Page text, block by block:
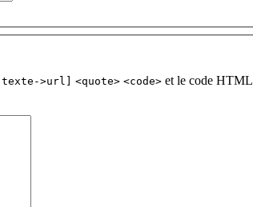
[texte->url] <quote> <code> et le code HTML